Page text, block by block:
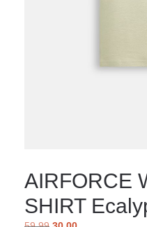
AIRFORCE
SHIRT